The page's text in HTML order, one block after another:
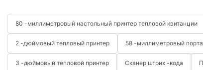
80 -миллиметровый настольный принтер тепловой квитанции
2 -дюймовый тепловый принтер 58 -миллиметровый
3 -дюймовый тепловой принтер Сканер штрих -кода